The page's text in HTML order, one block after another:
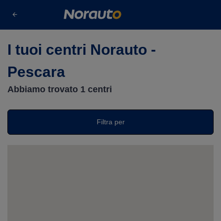
Pescara
I tuoi centri Norauto -
Pescara
Abbiamo trovato 1 centri
Filtra per